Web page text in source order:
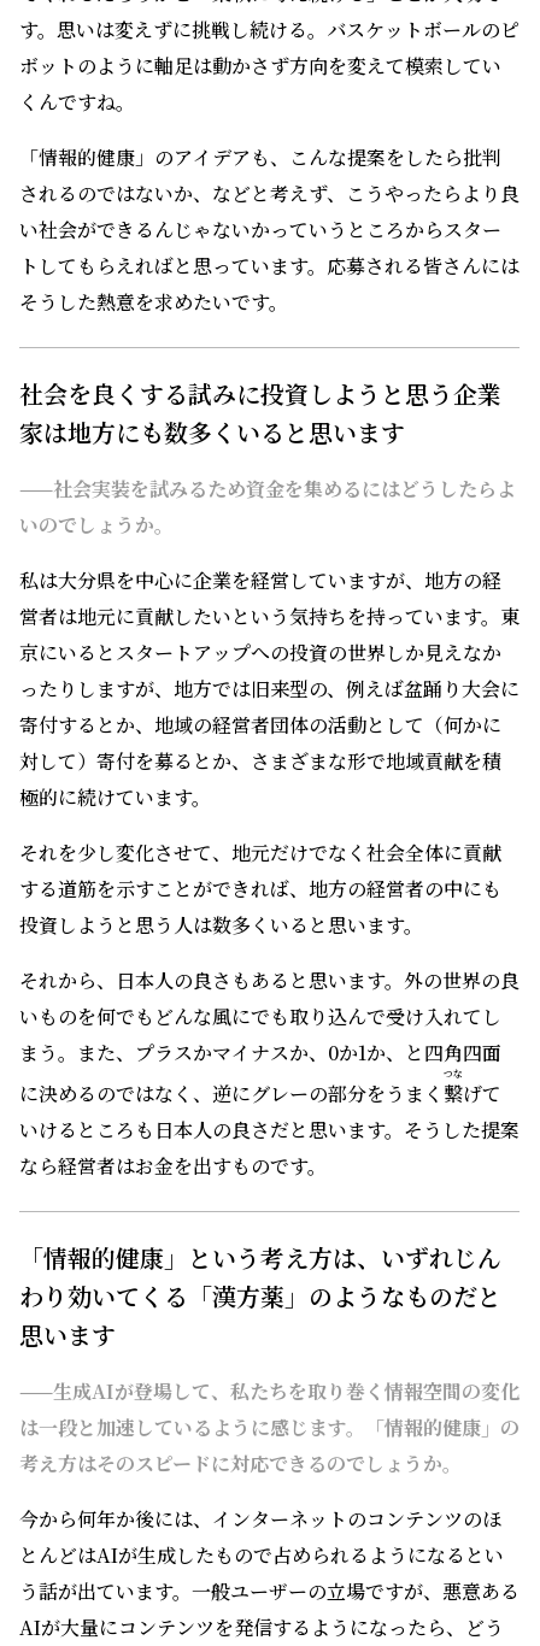
す。思いは変えずに挑戦し続ける。バスケットボールのピ
ボットのように軸足は動かさず方向を変えて模索してい
くんですね。
「情報的健康」のアイデアも、こんな提案をしたら批判
されるのではないか、などと考えず、こうやったらより良
い社会ができるんじゃないかっていうところからスター
トしてもらえればと思っています。応募される皆さんには
そうした熱意を求めたいです。
社会を良くする試みに投資しようと思う企業
家は地方にも数多くいると思います
——社会実装を試みるため資金を集めるにはどうしたらよ
いのでしょうか。
私は大分県を中心に企業を経営していますが、地方の経
営者は地元に貢献したいという気持ちを持っています。東
京にいるとスタートアップへの投資の世界しか見えなか
ったりしますが、地方では旧来型の、例えば盆踊り大会に
寄付するとか、地域の経営者団体の活動として（何かに
対して）寄付を募るとか、さまざまな形で地域貢献を積
極的に続けています。
それを少し変化させて、地元だけでなく社会全体に貢献
する道筋を示すことができれば、地方の経営者の中にも
投資しようと思う人は数多くいると思います。
それから、日本人の良さもあると思います。外の世界の良
いものを何でもどんな風にでも取り込んで受け入れてし
まう。また、プラスかマイナスか、0か1か、と四角四面
に決めるのではなく、逆にグレーの部分をうまく 繋
つな
げて
いけるところも日本人の良さだと思います。そうした提案
なら経営者はお金を出すものです。
「情報的健康」という考え方は、いずれじん
わり効いてくる「漢方薬」のようなものだと
思います
——生成AIが登場して、私たちを取り巻く情報空間の変化
は一段と加速しているように感じます。「情報的健康」の
考え方はそのスピードに対応できるのでしょうか。
今から何年か後には、インターネットのコンテンツのほ
とんどはAIが生成したもので占められるようになるとい
う話が出ています。一般ユーザーの立場ですが、悪意ある
AIが大量にコンテンツを発信するようになったら、どう